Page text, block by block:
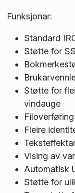
Funksjonar:
Standard
Støtte for
Støtte for
vindauge
Fleire
Vising av
Automatisk
Støtte for